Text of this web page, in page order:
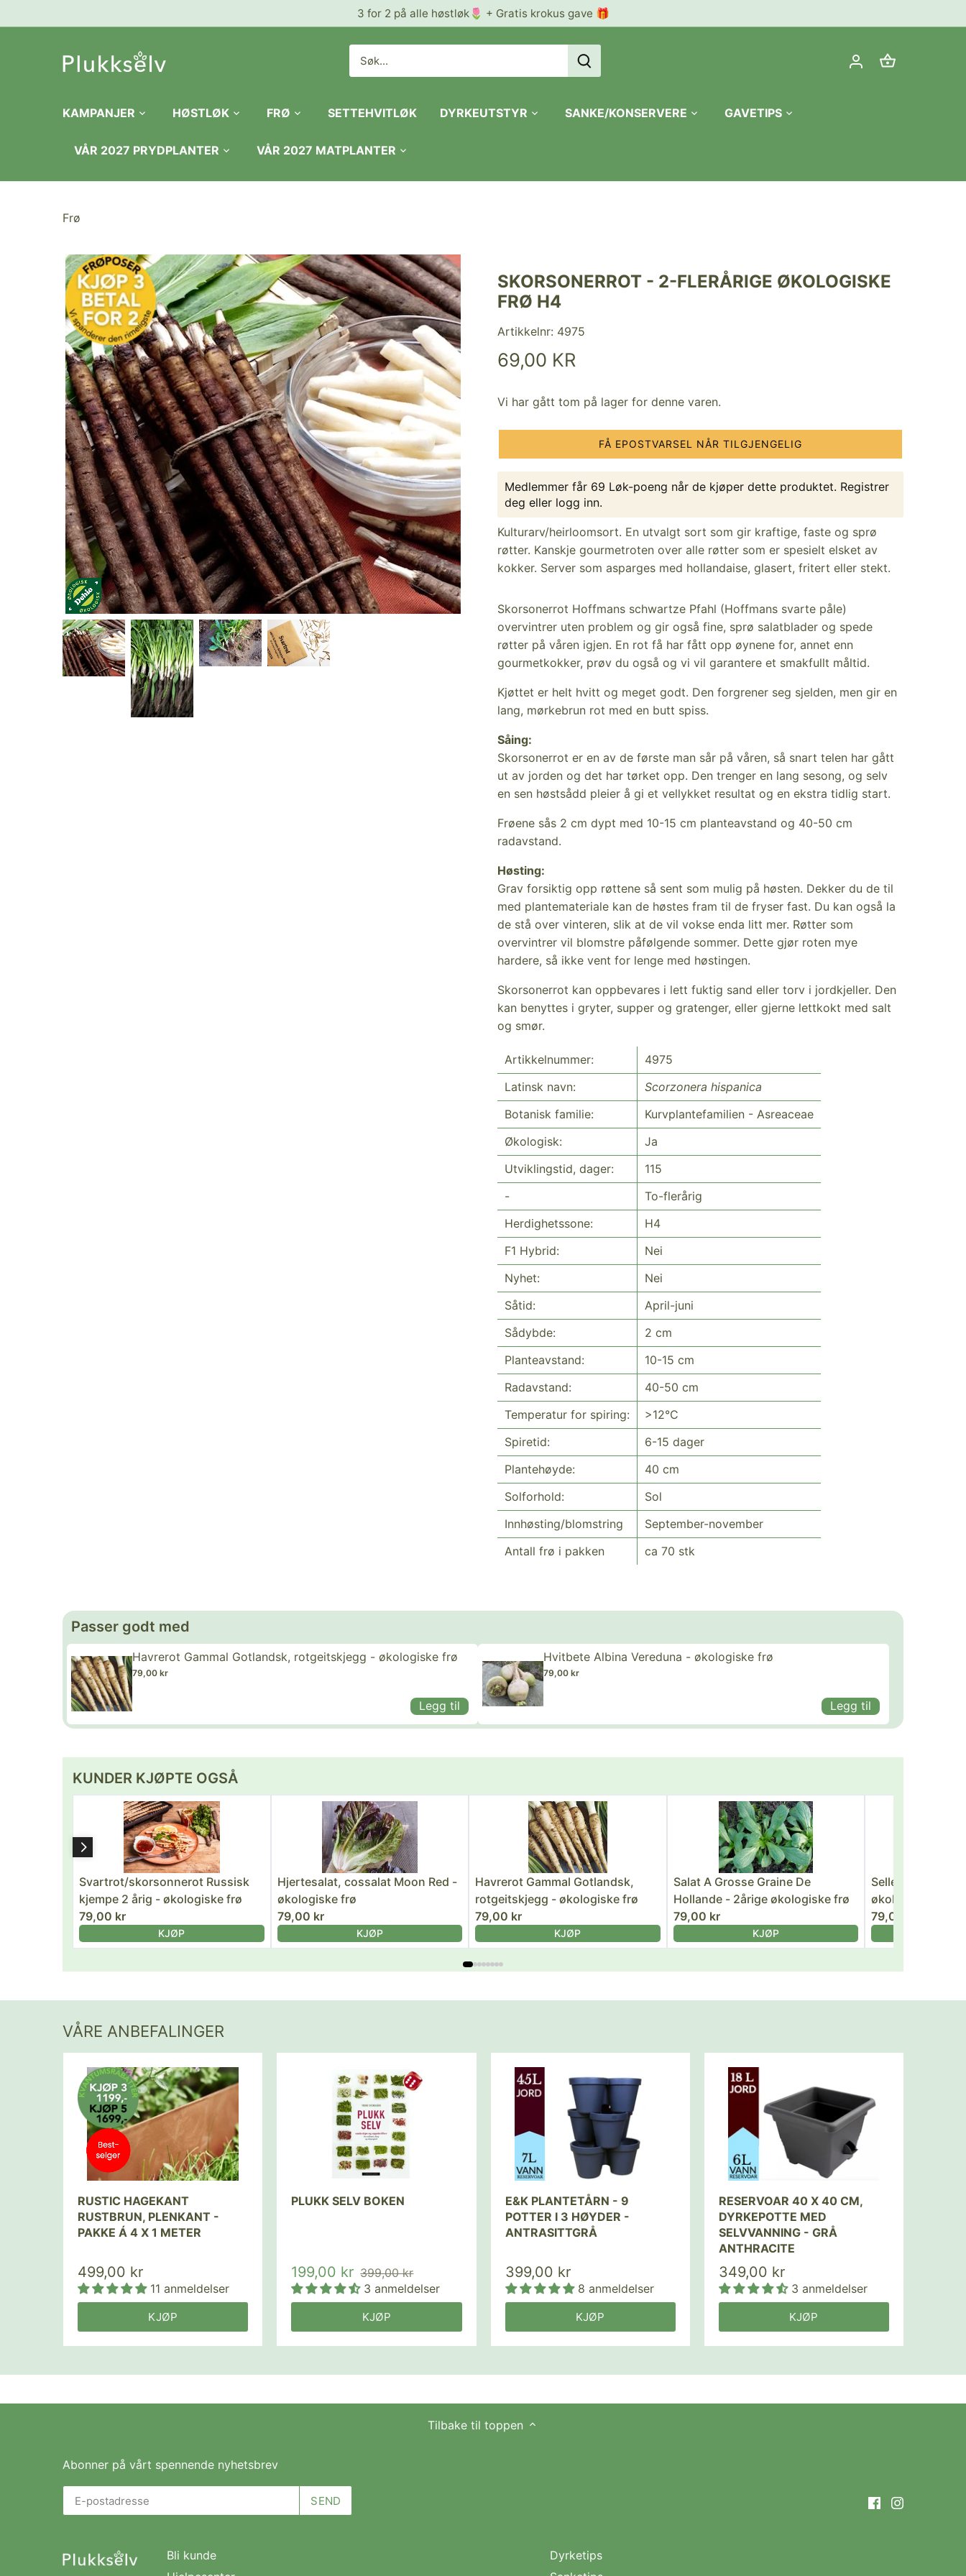
til
3 for 2 på alle høstløk🌷 + Gratis krokus gave 🎁
KAMPANJER HØSTLØK FRØ SETTEHVITLØK DYRKEUTSTYR SANKE/KONSERVERE GAVETIPS
VÅR 2027 PRYDPLANTER VÅR 2027 MATPLANTER
Frø
SKORSONERROT - 2-FLERÅRIGE ØKOLOGISKE
FRØ H4
Artikkelnr: 4975
69,00 KR
Vi har gått tom på lager for denne varen.
FÅ EPOSTVARSEL NÅR TILGJENGELIG
Medlemmer får 69 Løk-poeng når de kjøper dette produktet. Registrer
deg eller logg inn.
Kulturarv/heirloomsort. En utvalgt sort som gir kraftige, faste og sprø
røtter. Kanskje gourmetroten over alle røtter som er spesielt elsket av
kokker. Server som asparges med hollandaise, glasert, fritert eller stekt.
Skorsonerrot Hoffmans schwartze Pfahl (Hoffmans svarte påle)
overvintrer uten problem og gir også fine, sprø salatblader og spede
røtter på våren igjen. En rot få har fått opp øynene for, annet enn
gourmetkokker, prøv du også og vi vil garantere et smakfullt måltid.
Kjøttet er helt hvitt og meget godt. Den forgrener seg sjelden, men gir en
lang, mørkebrun rot med en butt spiss.
Såing:
Skorsonerrot er en av de første man sår på våren, så snart telen har gått
ut av jorden og det har tørket opp. Den trenger en lang sesong, og selv
en sen høstsådd pleier å gi et vellykket resultat og en ekstra tidlig start.
Frøene sås 2 cm dypt med 10-15 cm planteavstand og 40-50 cm
radavstand.
Høsting:
Grav forsiktig opp røttene så sent som mulig på høsten. Dekker du de til
med plantemateriale kan de høstes fram til de fryser fast. Du kan også la
de stå over vinteren, slik at de vil vokse enda litt mer. Røtter som
overvintrer vil blomstre påfølgende sommer. Dette gjør roten mye
hardere, så ikke vent for lenge med høstingen.
Skorsonerrot kan oppbevares i lett fuktig sand eller torv i jordkjeller. Den
kan benyttes i gryter, supper og gratenger, eller gjerne lettkokt med salt
og smør.
Artikkelnummer:
4975
Latinsk navn:
Scorzonera hispanica
Botanisk familie:
Kurvplantefamilien - Asreaceae
Økologisk:
Ja
Utviklingstid, dager:
115
-
To-flerårig
Herdighetssone:
H4
F1 Hybrid:
Nei
Nyhet:
Nei
Såtid:
April-juni
Sådybde:
2 cm
Planteavstand:
10-15 cm
Radavstand:
40-50 cm
Temperatur for spiring:
>12°C
Spiretid:
6-15 dager
Plantehøyde:
40 cm
Solforhold:
Sol
Innhøsting/blomstring
September-november
Antall frø i pakken
ca 70 stk
Passer godt med
Havrerot Gammal Gotlandsk, rotgeitskjegg - økologiske frø
79,00 kr
Legg til
Hvitbete Albina Vereduna - økologiske frø
79,00 kr
Legg til
KUNDER KJØPTE OGSÅ
Svartrot/skorsonnerot Russisk
kjempe 2 årig - økologiske frø
79,00 kr
KJØP
Hjertesalat, cossalat Moon Red -
økologiske frø
79,00 kr
KJØP
Havrerot Gammal Gotlandsk,
rotgeitskjegg - økologiske frø
79,00 kr
KJØP
Salat A Grosse Graine De
Hollande - 2årige økologiske frø
79,00 kr
KJØP
Selleri, knoll
økologiske frø
79,00 kr
VÅRE ANBEFALINGER
RUSTIC HAGEKANT
RUSTBRUN, PLENKANT -
PAKKE Á 4 X 1 METER
499,00 kr
11 anmeldelser
KJØP
PLUKK SELV BOKEN
199,00 kr 399,00 kr
3 anmeldelser
KJØP
E&K PLANTETÅRN - 9
POTTER I 3 HØYDER -
ANTRASITTGRÅ
399,00 kr
8 anmeldelser
KJØP
RESERVOAR 40 X 40 CM,
DYRKEPOTTE MED
SELVVANNING - GRÅ
ANTHRACITE
349,00 kr
3 anmeldelser
KJØP
Tilbake til toppen
Abonner på vårt spennende nyhetsbrev
Bli kunde
Dyrketips